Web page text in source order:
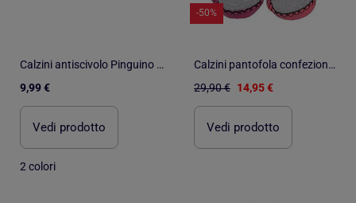
Calzini antiscivolo Pinguino - Maglieria unisex bambino Isotoner
9,99 €
Vedi prodotto
2 colori
-50%
Calzini pantofola confezione da 2 Zag Heroez
29,90 € 14,95 €
Vedi prodotto